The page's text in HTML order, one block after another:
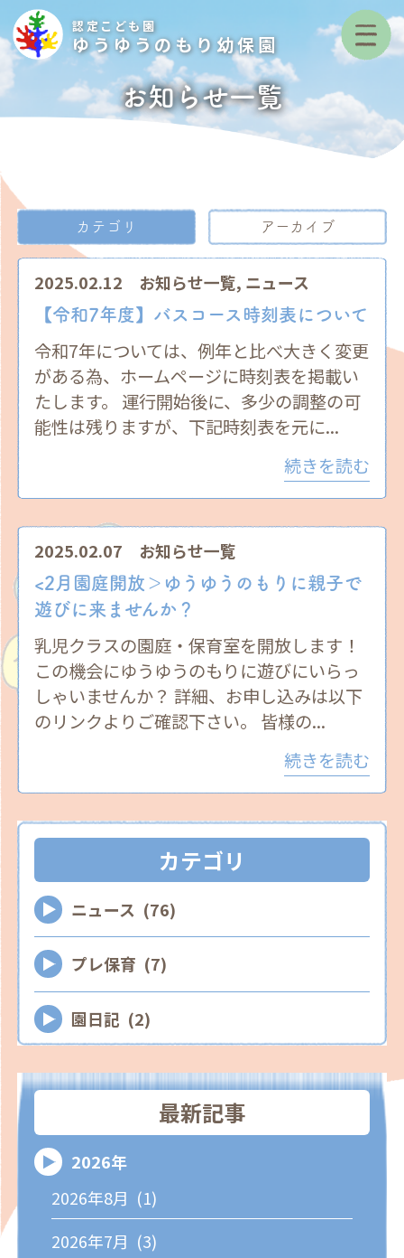
認定こども園
ゆうゆうのもり幼保園
お知らせ一覧
カテゴリ アーカイブ
2025.02.12 お知らせ一覧, ニュース
【令和7年度】バスコース時刻表について
令和7年については、例年と比べ大きく変更
がある為、ホームページに時刻表を掲載い
たします。 運行開始後に、多少の調整の可
能性は残りますが、下記時刻表を元に...
続きを読む
2025.02.07 お知らせ一覧
<2月園庭開放＞ゆうゆうのもりに親子で
遊びに来ませんか？
乳児クラスの園庭・保育室を開放します！
この機会にゆうゆうのもりに遊びにいらっ
しゃいませんか？ 詳細、お申し込みは以下
のリンクよりご確認下さい。 皆様の...
続きを読む
カテゴリ
ニュース (76)
プレ保育 (7)
園日記 (2)
最新記事
2026年
2026年8月 (1)
2026年7月 (3)